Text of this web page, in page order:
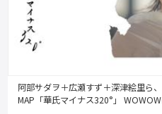
阿部サダヲ＋広瀬すず＋深津絵里ら
MAP「華氏マイナス320°」